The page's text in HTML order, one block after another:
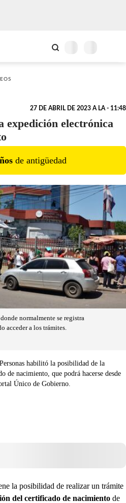
27 DE ABRIL DE 2023 A LA - 11:48
electrónica
s de antigüedad
normalmente se registra
acceder a los trámites.
habilitó la posibilidad de la
de nacimiento, que podrá hacerse desde
Único de Gobierno.
la posibilidad de realizar un trámite
del certificado de nacimiento de